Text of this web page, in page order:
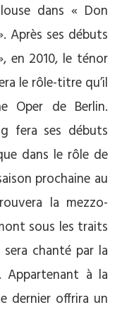
dans « Don
Après ses débuts
en 2010, le ténor
le rôle-titre qu’il
Oper de Berlin.
fera ses débuts
dans le rôle de
prochaine au
la mezzo-
sous les traits
chanté par la
Appartenant à la
dernier offrira un